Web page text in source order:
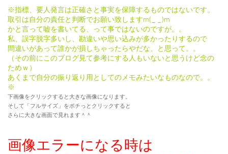
※指標、要人発言は正確さと事実を保障するものではないです。
取引は自分の責任と判断でお願い致しますm(_ _)m
かと言って嘘を書いてる、って事ではないのですが。。
私、誤字脱字多いし、勘違いや思い込みが多かったりするので
間違いがあって誰かが損しちゃったらやだな、と思って。。
（その前にこのブログ見て参考にする人もいないと思うけど念の
ためｗ）
あくまで自分の振り返り用としてのメモみたいなものなので。。
※
下画像をクリックすると大きな画像になります。
そして「フルサイズ」をポチっとクリックすると
さらに大きな画面で見れます＾＾
画像エラーになる時は